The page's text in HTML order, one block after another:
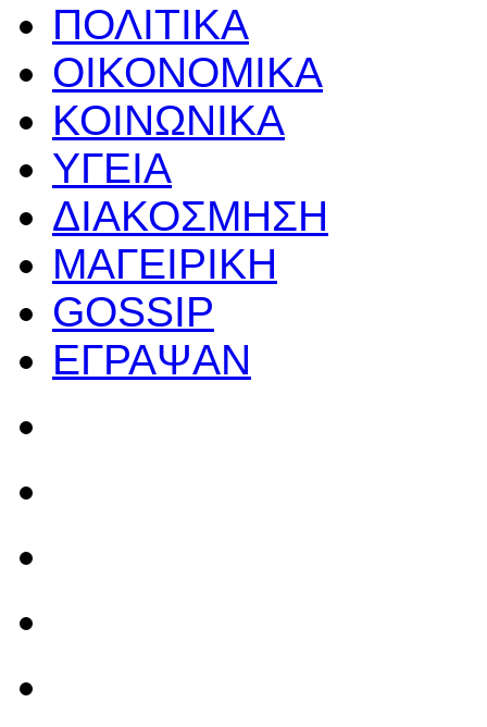
ΠΟΛΙΤΙΚΑ
ΟΙΚΟΝΟΜΙΚΑ
ΚΟΙΝΩΝΙΚΑ
ΥΓΕΙΑ
ΔΙΑΚΟΣΜΗΣΗ
ΜΑΓΕΙΡΙΚΗ
GOSSIP
ΕΓΡΑΨΑΝ